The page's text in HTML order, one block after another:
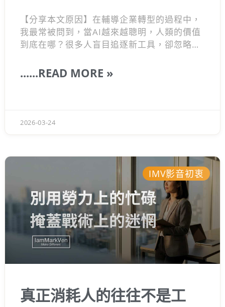
【分享本文原因】在輔導企業轉型的過程中，
我最常被問到，當AI越來越聰明，人類的價值
到底在哪？很多人盲目追逐新工具，卻忽略了
來都不是多會用軟體，而是你對「工作流程」
盲點，找回專屬人類的無可取代性。
......READ MORE »
2026-03-24
IMV影音初衷
真正消耗人的往往不是工